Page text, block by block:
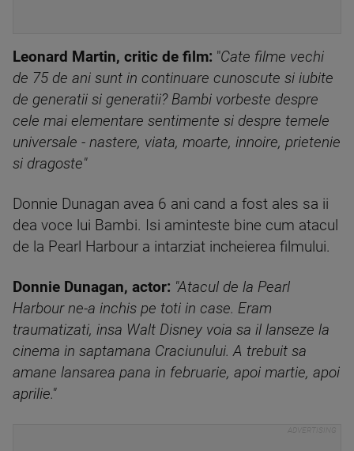
Leonard Martin, critic de film: "Cate filme vechi
de 75 de ani sunt in continuare cunoscute si iubite
de generatii si generatii? Bambi vorbeste despre
cele mai elementare sentimente si despre temele
universale - nastere, viata, moarte, innoire, prietenie
si dragoste"
Donnie Dunagan avea 6 ani cand a fost ales sa ii
dea voce lui Bambi. Isi aminteste bine cum atacul
de la Pearl Harbour a intarziat incheierea filmului.
Donnie Dunagan, actor: "Atacul de la Pearl
Harbour ne-a inchis pe toti in case. Eram
traumatizati, insa Walt Disney voia sa il lanseze la
cinema in saptamana Craciunului. A trebuit sa
amane lansarea pana in februarie, apoi martie, apoi
aprilie."